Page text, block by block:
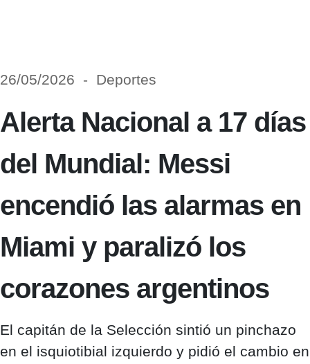
26/05/2026 - Deportes
Alerta Nacional a 17 días
del Mundial: Messi
encendió las alarmas en
Miami y paralizó los
corazones argentinos
El capitán de la Selección sintió un pinchazo
en el isquiotibial izquierdo y pidió el cambio en